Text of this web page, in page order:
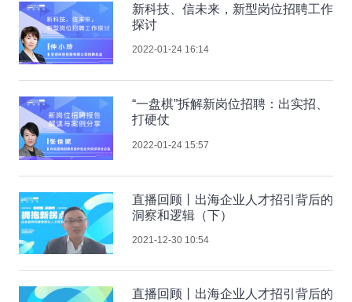
新科技、信未来，新型岗位招聘工作
探讨
2022-01-24 16:14
“一盘棋”拆解新岗位招聘：出实招、
打硬仗
2022-01-24 15:57
直播回顾丨出海企业人才招引背后的
洞察和逻辑（下）
2021-12-30 10:54
直播回顾丨出海企业人才招引背后的